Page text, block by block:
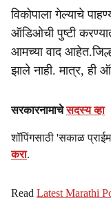
विकोपाला गेल्याचे
ऑडिओची पुष्टी
आमच्या वाद
झाले नाही. मात्र,
सरकारनामाचेसदस्य व्हा
शॉपिंगसाठी 'सकाळ
करा.
Read Latest Marathi